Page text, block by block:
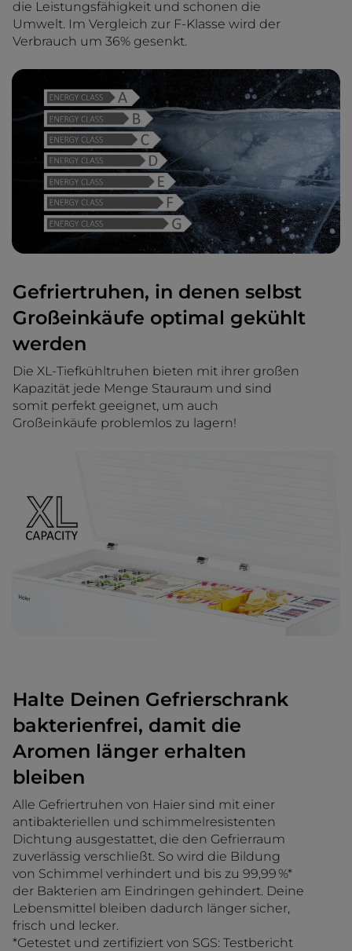
die Leistungsfähigkeit und schonen die
Umwelt. Im Vergleich zur F-Klasse wird der
Verbrauch um 36% gesenkt.
Gefriertruhen, in denen selbst
Großeinkäufe optimal gekühlt
werden
Die XL-Tiefkühltruhen bieten mit ihrer großen
Kapazität jede Menge Stauraum und sind
somit perfekt geeignet, um auch
Großeinkäufe problemlos zu lagern!
Halte Deinen Gefrierschrank
bakterienfrei, damit die
Aromen länger erhalten
bleiben
Alle Gefriertruhen von Haier sind mit einer
antibakteriellen und schimmelresistenten
Dichtung ausgestattet, die den Gefrierraum
zuverlässig verschließt. So wird die Bildung
von Schimmel verhindert und bis zu 99,99 %*
der Bakterien am Eindringen gehindert. Deine
Lebensmittel bleiben dadurch länger sicher,
frisch und lecker.
*Getestet und zertifiziert von SGS: Testbericht